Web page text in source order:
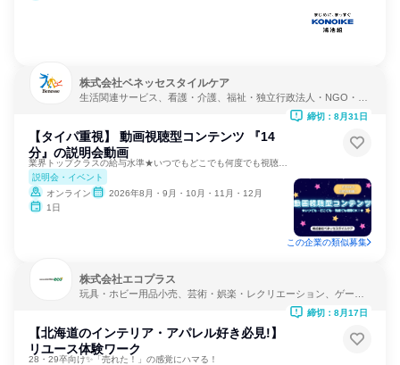
株式会社ベネッセスタイルケア
生活関連サービス、看護・介護、福祉・独立行政法人・NGO・N
【タイパ重視】 動画視聴型コンテンツ 『14
分』の説明会動画
説明会・イベント
オンライン
2026年8月・9月・10月・11月・12月
1日
締切：8月31日
この企業の類似募集
株式会社エコプラス
玩具・ホビー用品小売、芸術・娯楽・レクリエーション、ゲーム
【北海道のインテリア・アパレル好き必見!】
リユース体験ワーク
28・29卒向け✨「売れた！」の感覚にハマる！
締切：8月17日